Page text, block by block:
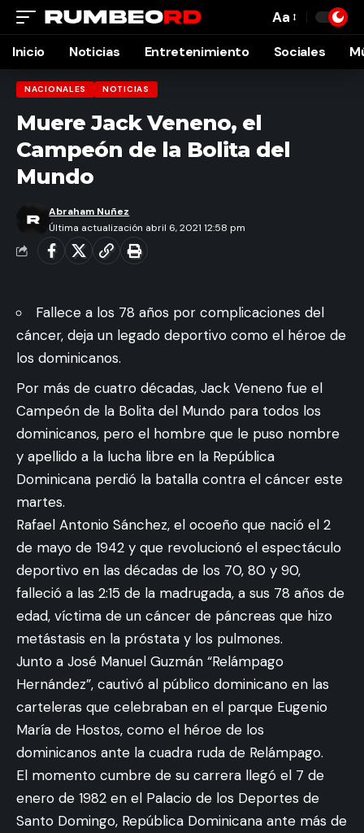
Font
Resizer
Aa
Inicio Noticias Entretenimiento Sociales
NACIONALES NOTICIAS
Muere Jack Veneno, el
Campeón de la Bolita del
Mundo
Última actualización abril 6, 2021 12:58 pm
Abraham Nuñez
Fallece a los 78 años por complicaciones del
cáncer, deja un legado deportivo como el héroe de
los dominicanos.
Por más de cuatro décadas, Jack Veneno fue el
Campeón de la Bolita del Mundo para todos los
dominicanos, pero el hombre que le puso nombre
y apellido a la lucha libre en la República
Dominicana perdió la batalla contra el cáncer este
martes.
Rafael Antonio Sánchez, el ocoeño que nació el 2
de mayo de 1942 y que revolucionó el espectáculo
deportivo en las décadas de los 70, 80 y 90,
falleció a las 2:15 de la madrugada, a sus 78 años de
edad, víctima de un cáncer de páncreas que hizo
metástasis en la próstata y los pulmones.
Junto a José Manuel Guzmán “Relámpago
Hernández”, cautivó al público dominicano en las
carteleras que celebraban en el parque Eugenio
María de Hostos, como el héroe de los
dominicanos ante la cuadra ruda de Relámpago.
El momento cumbre de su carrera llegó el 7 de
enero de 1982 en el Palacio de los Deportes de
Santo Domingo, República Dominicana ante más de